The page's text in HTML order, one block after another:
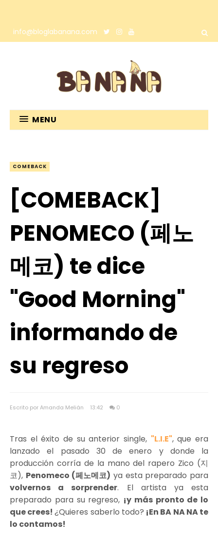
info@bloglabanana.com
MENU
COMEBACK
[COMEBACK]
PENOMECO (페노
메코) te dice
"Good Morning"
informando de
su regreso
Escrito por Amanda Melián 13:42 0
Tras el éxito de su anterior single, "L.I.E", que era
lanzado el pasado 30 de enero y donde la
producción corría de la mano del rapero Zico (지
코), Penomeco (페노메코) ya esta preparado para
volvernos a sorprender. El artista ya esta
preparado para su regreso, ¡y más pronto de lo
que crees!¿Quieres saberlo todo? ¡En BA NA NA te
lo contamos!